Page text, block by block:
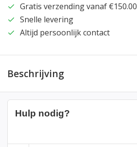
Gratis verzending vanaf €150.00
Snelle levering
Altijd persoonlijk contact
Beschrijving
Hulp nodig?